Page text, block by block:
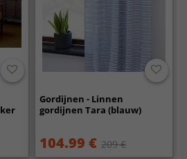
Gordijnen - Linnen
gordijnen Tara (blauw)
104.99 € 209 €